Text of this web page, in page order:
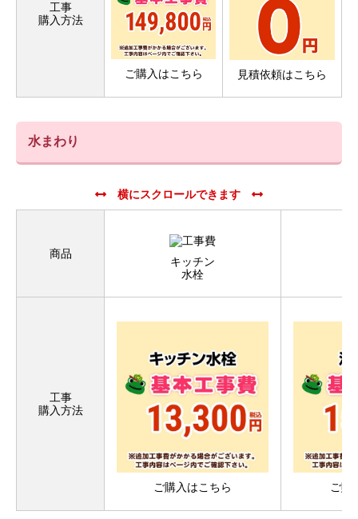
工事
購入方法
ご購入はこちら 見積依頼はこちら
水まわり
商品
キッチン
水栓
工事
購入方法
ご購入はこちら ご購